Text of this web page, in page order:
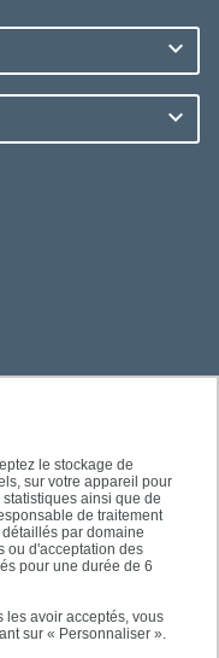
le stockage de
sur votre appareil pour
ainsi que de
de traitement
par domaine
ou d'acceptation des
pour une durée de 6
les avoir acceptés, vous
sur « Personnaliser ».